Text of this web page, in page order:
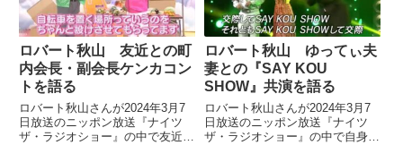
ロバート秋山 友近との町
内会長・副会長ケンカコン
トを語る
ロバート秋山さんが2024年3月7
日放送のニッポン放送『ナイツ
ザ・ラジオショー』の中で友近さ
ロバート秋山 ゆってぃ夫
妻との『SAY KOU
SHOW』共演を語る
ロバート秋山さんが2024年3月7
日放送のニッポン放送『ナイツ
ザ・ラジオショー』の中で自身の